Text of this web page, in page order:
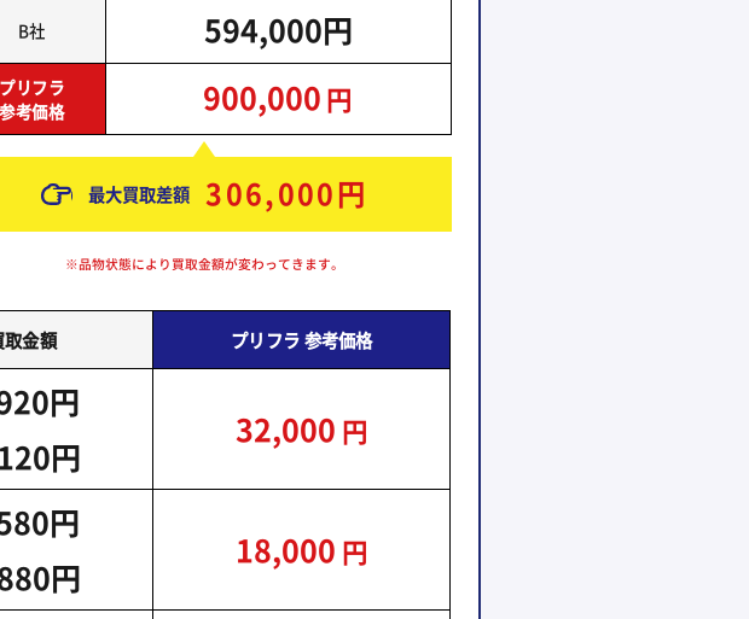
B社 594,000円
プリフラ
参考価格
900,000円
最大買取差額 306,000円
※品物状態により買取金額が変わってきます。
金額 プリフラ参考価格
円
円
32,000 円
円
円
18,000 円